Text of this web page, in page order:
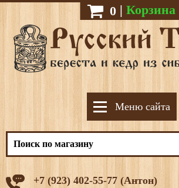
0 | Корзина
Меню сайта
+7 (923) 402-55-77 (Антон)